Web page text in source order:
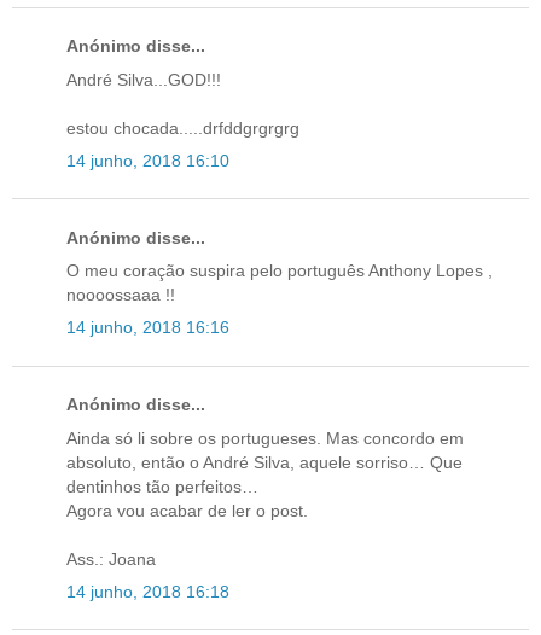
Anónimo disse...
André Silva...GOD!!!
estou chocada.....drfddgrgrgrg
14 junho, 2018 16:10
Anónimo disse...
O meu coração suspira pelo português Anthony Lopes ,
noooossaaa !!
14 junho, 2018 16:16
Anónimo disse...
Ainda só li sobre os portugueses. Mas concordo em
absoluto, então o André Silva, aquele sorriso… Que
dentinhos tão perfeitos…
Agora vou acabar de ler o post.
Ass.: Joana
14 junho, 2018 16:18